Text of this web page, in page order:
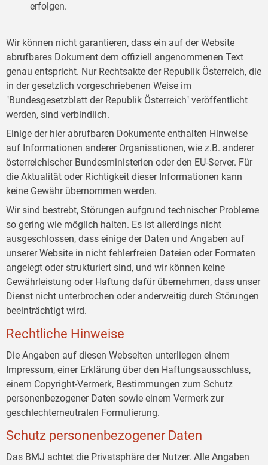
erfolgen.
Wir können nicht garantieren, dass ein auf der Website
abrufbares Dokument dem offiziell angenommenen Text
genau entspricht. Nur Rechtsakte der Republik Österreich, die
in der gesetzlich vorgeschriebenen Weise im
"Bundesgesetzblatt der Republik Österreich" veröffentlicht
werden, sind verbindlich.
Einige der hier abrufbaren Dokumente enthalten Hinweise
auf Informationen anderer Organisationen, wie z.B. anderer
österreichischer Bundesministerien oder den EU-Server. Für
die Aktualität oder Richtigkeit dieser Informationen kann
keine Gewähr übernommen werden.
Wir sind bestrebt, Störungen aufgrund technischer Probleme
so gering wie möglich halten. Es ist allerdings nicht
ausgeschlossen, dass einige der Daten und Angaben auf
unserer Website in nicht fehlerfreien Dateien oder Formaten
angelegt oder strukturiert sind, und wir können keine
Gewährleistung oder Haftung dafür übernehmen, dass unser
Dienst nicht unterbrochen oder anderweitig durch Störungen
beeinträchtigt wird.
Rechtliche Hinweise
Die Angaben auf diesen Webseiten unterliegen einem
Impressum, einer Erklärung über den Haftungsausschluss,
einem Copyright-Vermerk, Bestimmungen zum Schutz
personenbezogener Daten sowie einem Vermerk zur
geschlechterneutralen Formulierung.
Schutz personenbezogener Daten
Das BMJ achtet die Privatsphäre der Nutzer. Alle Angaben